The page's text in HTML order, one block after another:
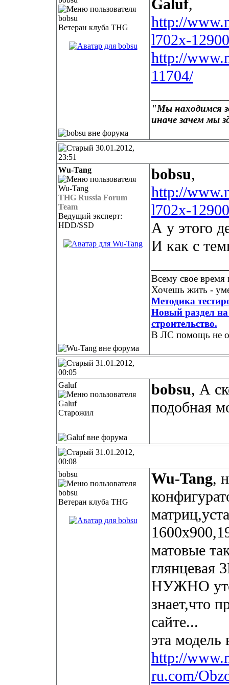
Ветеран клуба THG
Galuf,
http://
l702x-
http://
11704/
"Мы находимся
иначе зачем мы
30.01.2012,
23:51
Wu-Tang
THG Russia Forum
Team
Ведущий эксперт:
HDD/SSD
bobsu,
http://
l702x-
А у этого
И как с
Всему свое
Хочешь жить -
Методика
Новый раздел
строительство.
В ЛС помощь не
31.01.2012,
00:05
Galuf
Старожил
bobsu, А
подобная
31.01.2012,
00:08
bobsu
Ветеран клуба THG
Wu-Tang,
матовые
глянцевая
НУЖНО
знает,что
сайте...
эта модель
http://
ru.com/